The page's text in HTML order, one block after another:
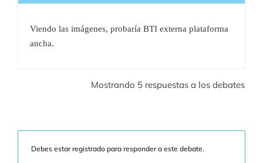
Viendo las imágenes, probaría BTI externa plataforma
ancha.
Mostrando 5 respuestas a los debates
Debes estar registrado para responder a este debate.